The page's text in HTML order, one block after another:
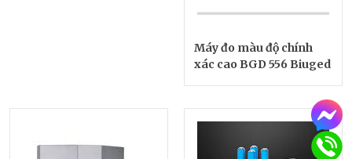
Máy đo màu độ chính
xác cao BGD 556 Biuged